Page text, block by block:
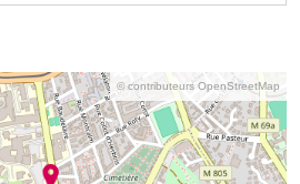
© contributeurs OpenStreetMap